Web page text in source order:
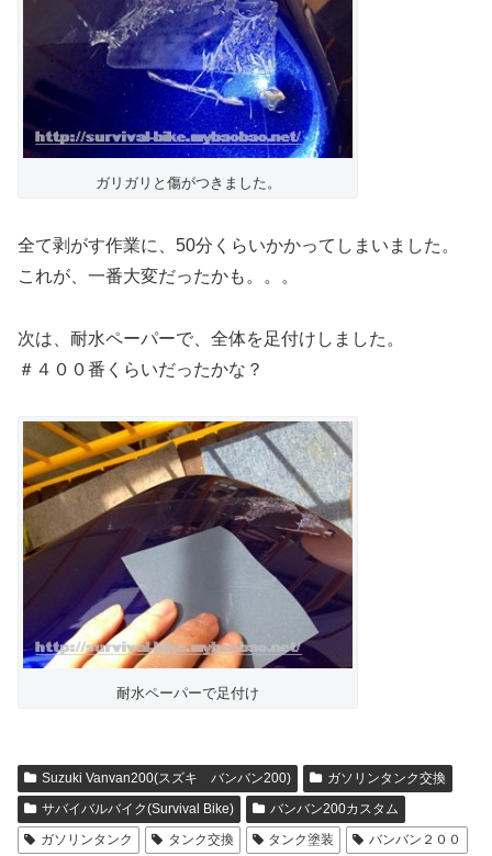
ガリガリと傷がつきました。
全て剥がす作業に、50分くらいかかってしまいました。
これが、一番大変だったかも。。。
次は、耐水ペーパーで、全体を足付けしました。
＃４００番くらいだったかな？
耐水ペーパーで足付け
Suzuki Vanvan200(スズキ バンバン200)
ガソリンタンク交換
サバイバルバイク(Survival Bike)
バンバン200カスタム
ガソリンタンク
タンク交換 タンク塗装 バンバン２００